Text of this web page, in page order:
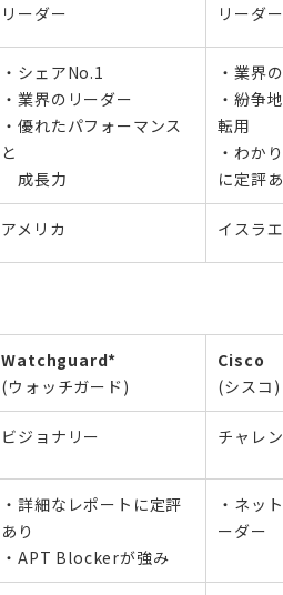
リーダー リーダー
・シェアNo.1
・業界のリーダー
・優れたパフォーマンス
と
成長力
・業界
・紛争
転用
・わか
に定評
アメリカ イスラ
Watchguard*
(ウォッチガード)
Cisco
(シスコ)
ビジョナリー チャレ
・詳細なレポートに定評
あり
・APT Blockerが強み
・ネッ
ーダー